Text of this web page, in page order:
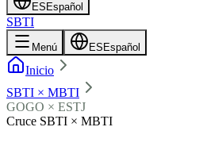
ES Español
SBTI
Menú ES Español
Inicio
SBTI × MBTI
GOGO × ESTJ
Cruce SBTI × MBTI